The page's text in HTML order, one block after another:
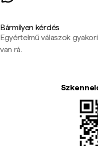
Bármilyen kérdés
Egyértelmű válaszok
van rá.